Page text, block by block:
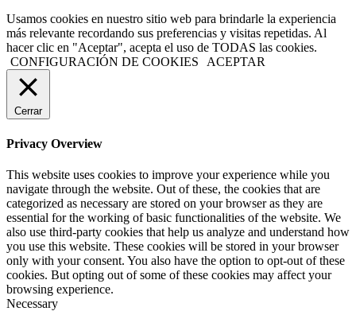
Usamos cookies en nuestro sitio web para brindarle la experiencia
más relevante recordando sus preferencias y visitas repetidas. Al
hacer clic en "Aceptar", acepta el uso de TODAS las cookies.
CONFIGURACIÓN DE COOKIES
ACEPTAR
Cerrar
Privacy Overview
This website uses cookies to improve your experience while you
navigate through the website. Out of these, the cookies that are
categorized as necessary are stored on your browser as they are
essential for the working of basic functionalities of the website. We
also use third-party cookies that help us analyze and understand how
you use this website. These cookies will be stored in your browser
only with your consent. You also have the option to opt-out of these
cookies. But opting out of some of these cookies may affect your
browsing experience.
Necessary